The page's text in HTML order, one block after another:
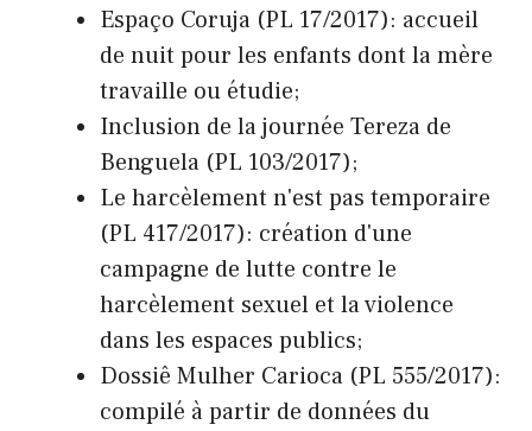
Espaço Coruja (PL 17/2017): accueil
de nuit pour les enfants dont la mère
travaille ou étudie;
Inclusion de la journée Tereza de
Benguela (PL 103/2017);
Le harcèlement n'est pas temporaire
(PL 417/2017): création d'une
campagne de lutte contre le
harcèlement sexuel et la violence
dans les espaces publics;
Dossiê Mulher Carioca (PL 555/2017):
compilé à partir de données du